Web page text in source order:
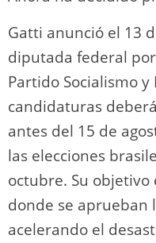
Gatti anunció el 13
diputada federal
Partido Socialismo y
candidaturas
antes del 15 de
las elecciones
octubre. Su objetivo
donde se aprueban
acelerando el